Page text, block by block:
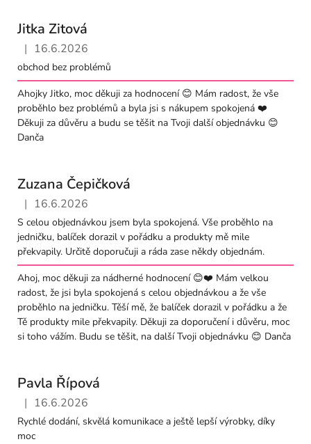
Jitka Zitová
Hodnocení obchodu je 5 z 5 hvězdiček.
| 16.6.2026
obchod bez problémů
Ahojky Jitko, moc děkuji za hodnocení 😊 Mám radost, že vše
proběhlo bez problémů a byla jsi s nákupem spokojená ❤️
Děkuji za důvěru a budu se těšit na Tvoji další objednávku 😊
Danča
Zuzana Čepičková
Hodnocení obchodu je 5 z 5 hvězdiček.
| 16.6.2026
S celou objednávkou jsem byla spokojená. Vše proběhlo na
jedničku, balíček dorazil v pořádku a produkty mě mile
překvapily. Určitě doporučuji a ráda zase někdy objednám.
Ahoj, moc děkuji za nádherné hodnocení 😊❤️ Mám velkou
radost, že jsi byla spokojená s celou objednávkou a že vše
proběhlo na jedničku. Těší mě, že balíček dorazil v pořádku a že
Tě produkty mile překvapily. Děkuji za doporučení i důvěru, moc
si toho vážím. Budu se těšit, na další Tvoji objednávku 😊 Danča
Pavla Řípová
Hodnocení obchodu je 5 z 5 hvězdiček.
| 16.6.2026
Rychlé dodání, skvělá komunikace a ještě lepší výrobky, díky
moc